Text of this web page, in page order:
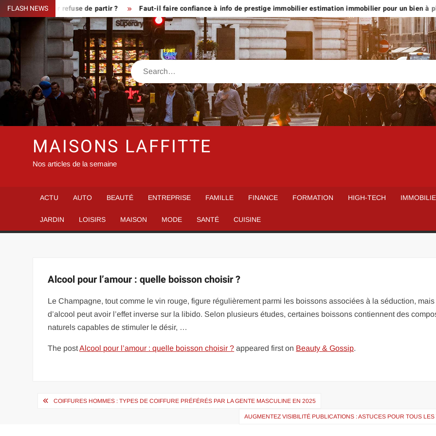
Skip
to
content
FLASH NEWS
le fermier refuse de partir ? Faut-il faire confiance à info de prestige immobilier estimation immobilier pour un bien à plus
Search
MAISONS LAFFITTE
Nos articles de la semaine
ACTU AUTO BEAUTÉ ENTREPRISE FAMILLE FINANCE FORMATION HIGH-TECH
JARDIN LOISIRS MAISON MODE SANTÉ CUISINE
Alcool pour l’amour : quelle boisson choisir ?
Le Champagne, tout comme le vin rouge, figure régulièrement parmi les boissons associées à la séduction, mais
d’alcool peut avoir l’effet inverse sur la libido. Selon plusieurs études, certaines boissons contiennent des
naturels capables de stimuler le désir, …
The postAlcool pour l’amour : quelle boisson choisir ? appeared first on Beauty & Gossip.
Navigation
COIFFURES HOMMES : TYPES DE COIFFURE PRÉFÉRÉS PAR LA GENTE MASCULINE EN 2025
AUGMENTEZ VISIBILITÉ PUBLICATIONS : ASTUCES POUR TOUS LES